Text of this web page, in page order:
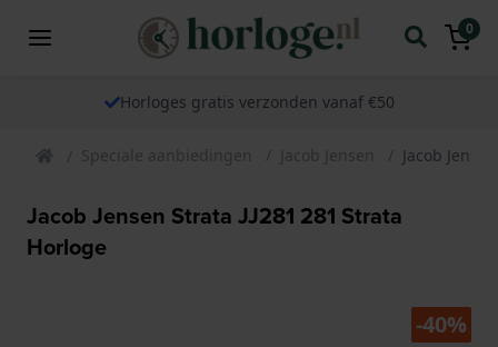
0
Horloges gratis verzonden vanaf €50
Speciale aanbiedingen Jacob Jensen Jacob
Jacob Jensen Strata JJ281 281 Strata
Horloge
-40%